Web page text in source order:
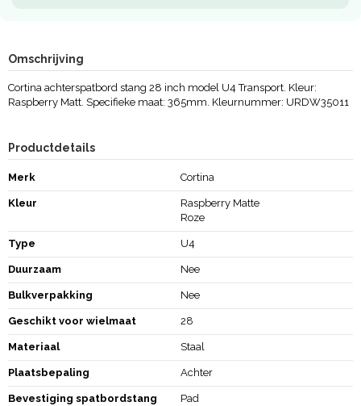
Omschrijving
Cortina achterspatbord stang 28 inch model U4 Transport. Kleur:
Raspberry Matt. Specifieke maat: 365mm. Kleurnummer: URDW35011
Productdetails
Merk Cortina
Kleur
Raspberry Matte
Roze
Type U4
Duurzaam Nee
Bulkverpakking Nee
Geschikt voor wielmaat 28
Materiaal Staal
Plaatsbepaling Achter
Bevestiging spatbordstang Pad